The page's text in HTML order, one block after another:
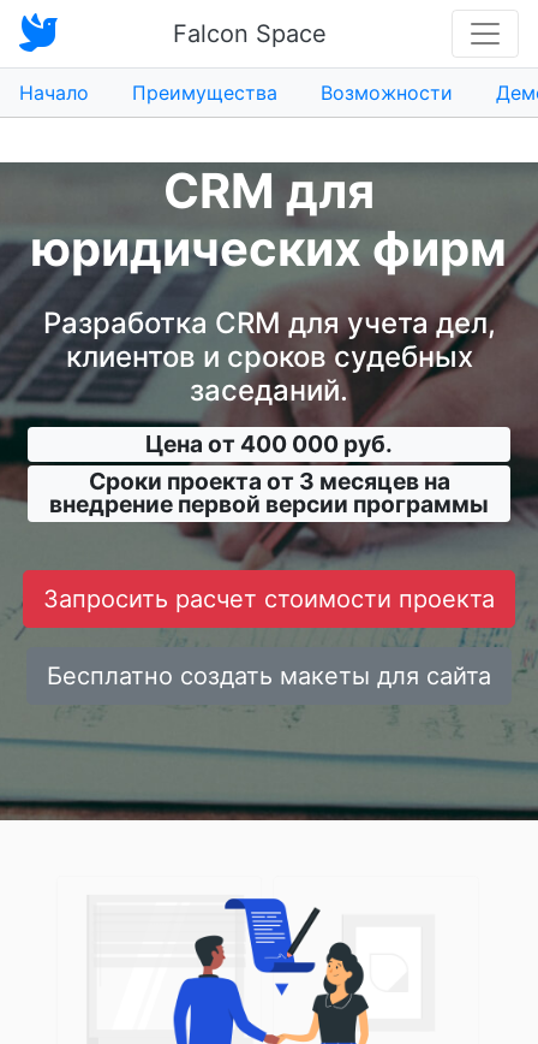
Falcon Space
Начало Преимущества Возможности
CRM для
юридических фирм
Разработка CRM для учета дел,
клиентов и сроков судебных
заседаний.
Цена от 400 000 руб.
Сроки проекта от 3 месяцев на
внедрение первой версии программы
Запросить расчет стоимости проекта
Бесплатно создать макеты для сайта